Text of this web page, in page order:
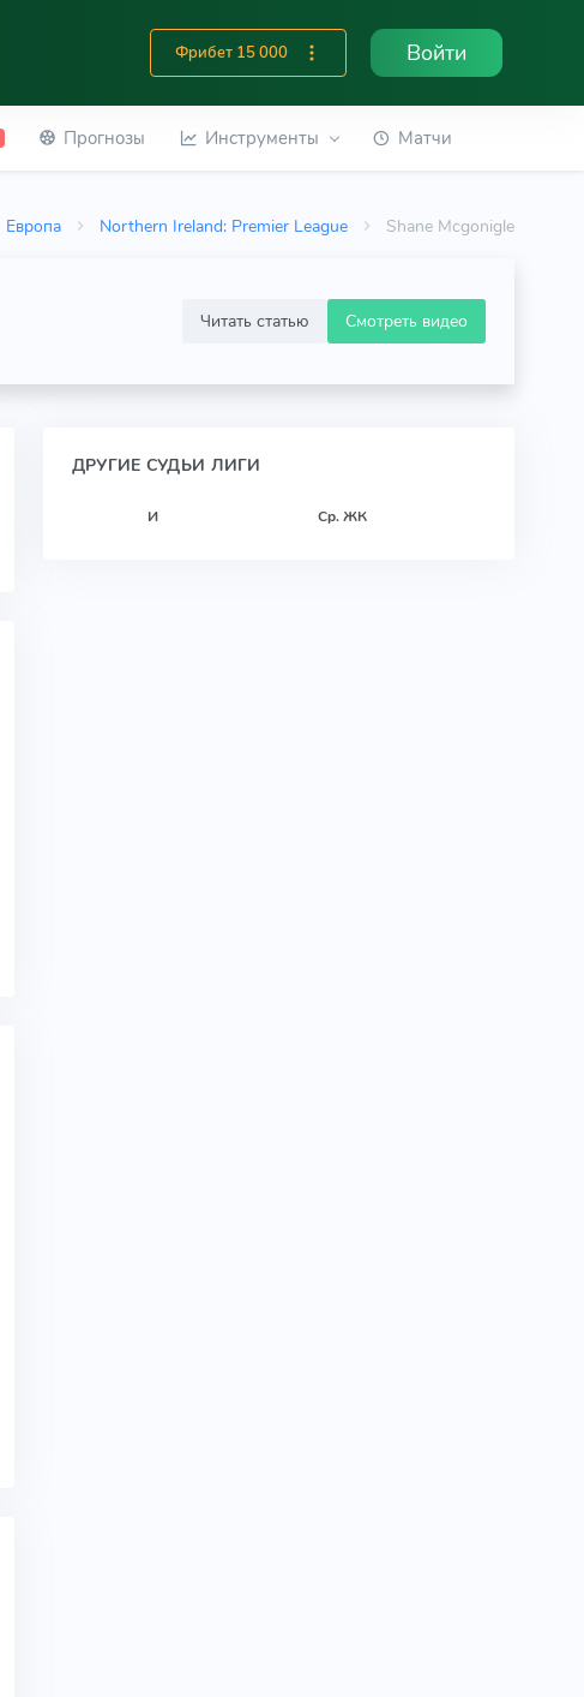
Фрибет 15 000 Войти
Прогнозы Инструменты Матчи
Европа Northern Ireland: Premier League Shane Mcgonigle
Читать статью Смотреть видео
ДРУГИЕ СУДЬИ ЛИГИ
И Ср. ЖК